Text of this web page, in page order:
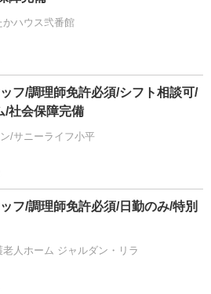
ハウス弐番館
フ/調理師免許必須/シフト相談可/
/社会保障完備
/サニーライフ小平
フ/調理師免許必須/日勤のみ/特別
人ホーム ジャルダン・リラ